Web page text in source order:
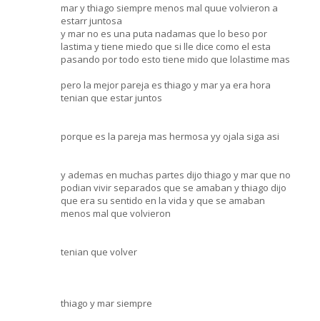
mar y thiago siempre menos mal quue volvieron a
estarr juntosa
y mar no es una puta nadamas que lo beso por
lastima y tiene miedo que si lle dice como el esta
pasando por todo esto tiene mido que lolastime mas
pero la mejor pareja es thiago y mar ya era hora
tenian que estar juntos
porque es la pareja mas hermosa yy ojala siga asi
y ademas en muchas partes dijo thiago y mar que no
podian vivir separados que se amaban y thiago dijo
que era su sentido en la vida y que se amaban
menos mal que volvieron
tenian que volver
thiago y mar siempre